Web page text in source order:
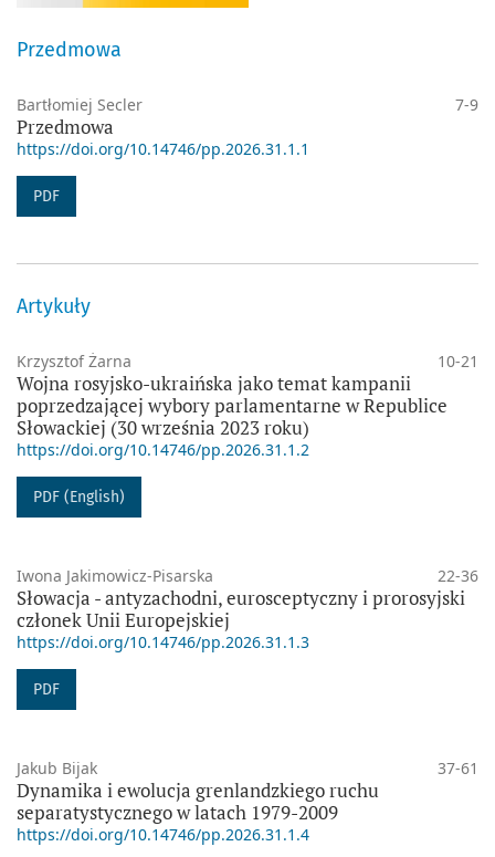
Przedmowa
Bartłomiej Secler 7-9
Przedmowa
https://doi.org/10.14746/pp.2026.31.1.1
PDF
Artykuły
Krzysztof Żarna 10-21
Wojna rosyjsko-ukraińska jako temat kampanii
poprzedzającej wybory parlamentarne w Republice
Słowackiej (30 września 2023 roku)
https://doi.org/10.14746/pp.2026.31.1.2
PDF (English)
Iwona Jakimowicz-Pisarska 22-36
Słowacja - antyzachodni, eurosceptyczny i prorosyjski
członek Unii Europejskiej
https://doi.org/10.14746/pp.2026.31.1.3
PDF
Jakub Bijak 37-61
Dynamika i ewolucja grenlandzkiego ruchu
separatystycznego w latach 1979-2009
https://doi.org/10.14746/pp.2026.31.1.4